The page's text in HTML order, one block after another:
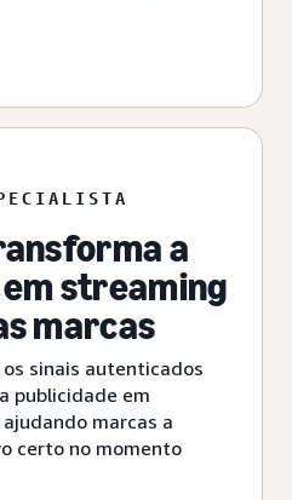
a
streaming
marcas
os sinais autenticados
publicidade em
marcas a
certo no momento